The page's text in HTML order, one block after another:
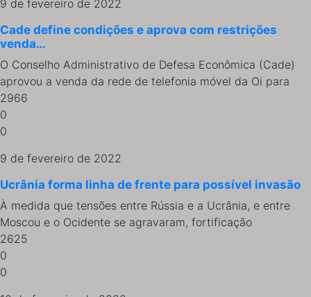
9 de fevereiro de 2022
Cade define condições e aprova com restrições
venda…
O Conselho Administrativo de Defesa Econômica (Cade)
aprovou a venda da rede de telefonia móvel da Oi para
2966
0
0
9 de fevereiro de 2022
Ucrânia forma linha de frente para possível invasão
À medida que tensões entre Rússia e a Ucrânia, e entre
Moscou e o Ocidente se agravaram, fortificação
2625
0
0